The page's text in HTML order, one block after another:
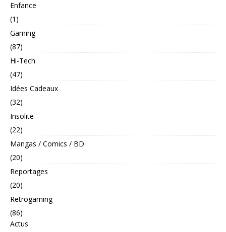
Enfance
(1)
Gaming
(87)
Hi-Tech
(47)
Idées Cadeaux
(32)
Insolite
(22)
Mangas / Comics / BD
(20)
Reportages
(20)
Retrogaming
(86)
Actus